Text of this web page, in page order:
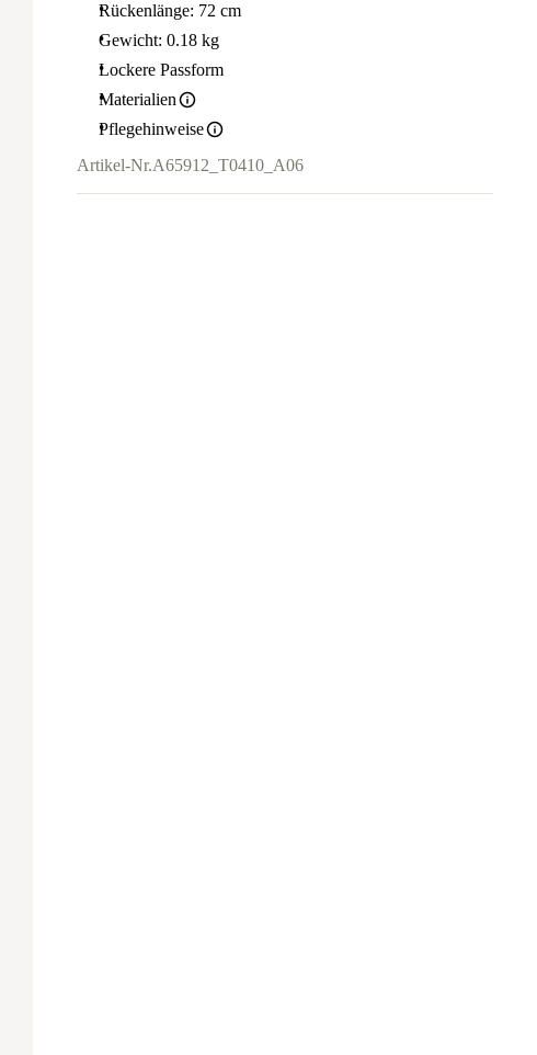
Rückenlänge: 72 cm
Gewicht: 0.18 kg
Lockere Passform
Materialien
Pflegehinweise
Artikel-Nr.A65912_T0410_A06